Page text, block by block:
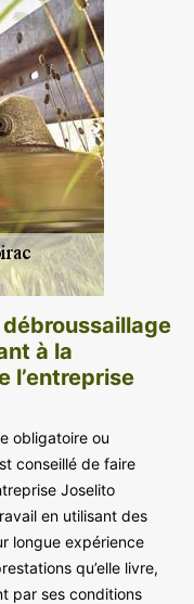
à la
l’entreprise
obligatoire ou
conseillé de faire
Joselito
en utilisant des
longue expérience
qu’elle livre,
par ses conditions